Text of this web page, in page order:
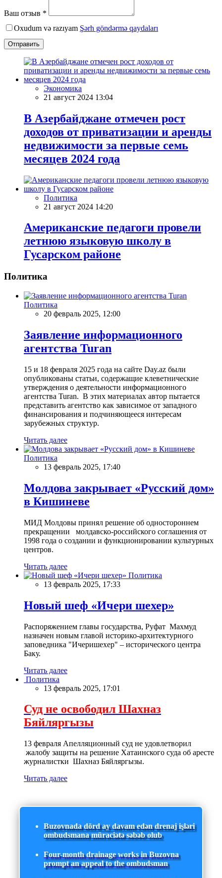
Ваш отзыв *
Oxudum və razıyam Şərh göndərmə qaydaları
Отправить
Экономика
21 август 2024 13:04
В Азербайджане отмечен рост
доходов от приватизации и аренды
недвижимости за первые семь
месяцев 2024 года
Политика
21 август 2024 14:20
Американские педагоги провели
летнюю языковую школу в
Гусарском районе
Политика
Политика
20 февраль 2025, 12:00
Заявление информационного
агентства Turan
15 и 18 февраля 2025 года на сайте Day.az были
опубликованы статьи, содержащие клеветнические
утверждения о деятельности информационного
агентства Turan. В этих материалах автор пытается
представить агентство как зависимое от западного
финансирования и подчиняющееся интересам
зарубежных структур.
Читать далее
Политика
13 февраль 2025, 17:40
Молдова закрывает «Русский дом»
в Кишиневе
МИД Молдовы принял решение об одностороннем
прекращении молдавско-российского соглашения от
1998 года о создании и функционировании культурных
центров.
Читать далее
Политика
13 февраль 2025, 17:33
Новый шеф «Ичери шехер»
Распоряжением главы государства, Руфат Махмуд
назначен новым главой историко-архитектурного
заповедника "Ичеришехер" – исторического центра
Баку.
Читать далее
Политика
13 февраль 2025, 17:01
Суд не освободил Шахназ
Бяйляргызы
13 февраля Апелляционный суд не удовлетворил
жалобу защиты на решение Хатаинского суда об аресте
журналистки Шахназ Бяйляргызы.
Читать далее
Buzovnada dörd ay davam edən drenaj işləri
ombudsmana müraciətə səbəb olub
Four-month drainage works in Buzovna
prompt an appeal to the ombudsman